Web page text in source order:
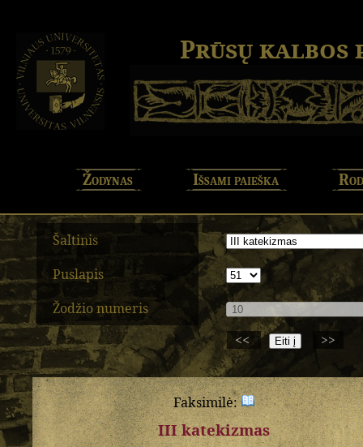
Prūsų kalbos
Žodynas Išsami paieška
Šaltinis
Puslapis
Žodžio numeris
<<
>>
Faksimilė:
III katekizmas